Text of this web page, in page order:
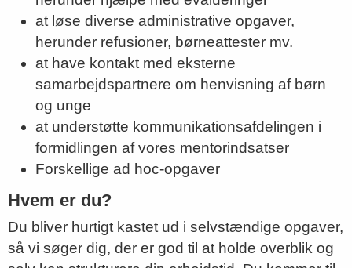
at løse diverse administrative opgaver,
herunder refusioner, børneattester mv.
at have kontakt med eksterne
samarbejdspartnere om henvisning af børn
og unge
at understøtte kommunikationsafdelingen i
formidlingen af vores mentorindsatser
Forskellige ad hoc-opgaver
Hvem er du?
Du bliver hurtigt kastet ud i selvstændige opgaver,
så vi søger dig, der er god til at holde overblik og